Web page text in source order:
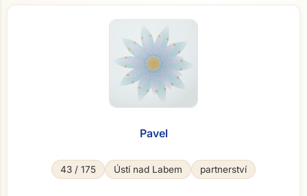
Pavel
43 / 175 Ústí nad Labem partnerství